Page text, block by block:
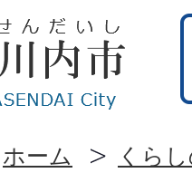
ホーム くら